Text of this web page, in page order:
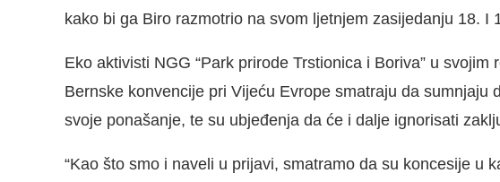
kako bi ga Biro razmotrio na svom ljetnjem zasijedanju 18. I
Eko aktivisti NGG “Park prirode Trstionica i Boriva” u
Bernske konvencije pri Vijeću Evrope smatraju da sumnjaju
svoje ponašanje, te su ubjeđenja da će i dalje ignorisati
“Kao što smo i naveli u prijavi, smatramo da su koncesije u